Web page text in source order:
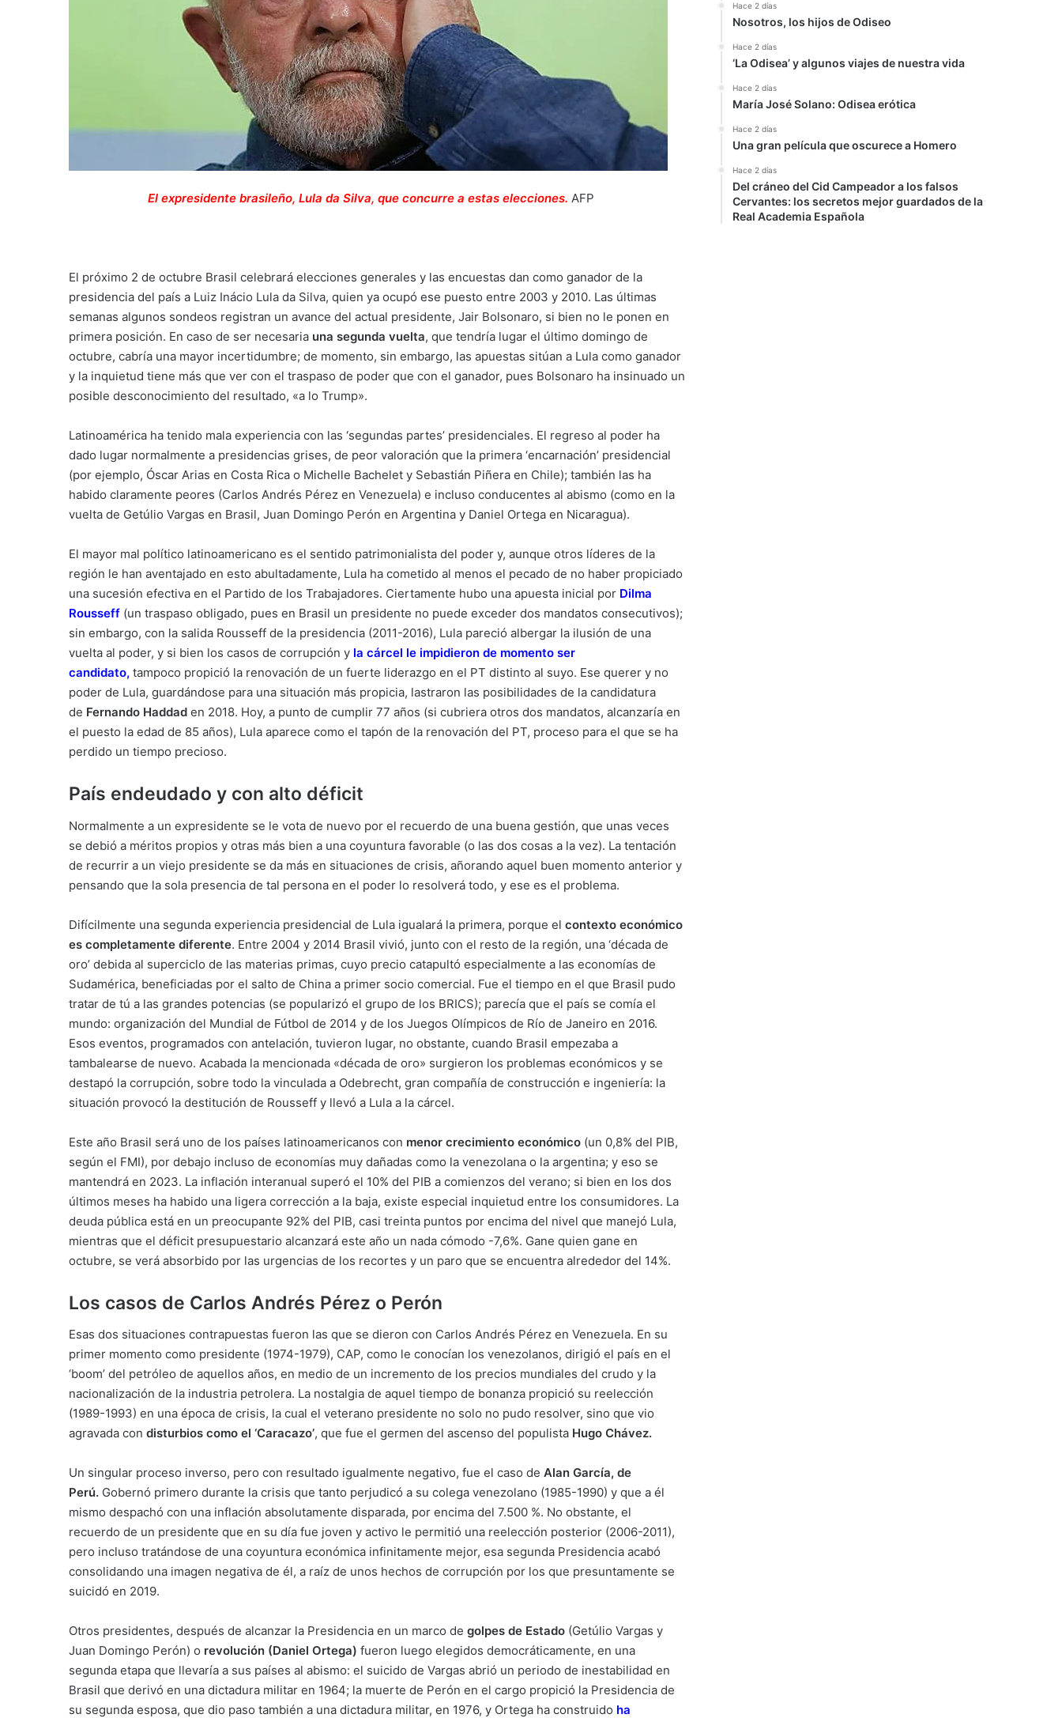
El expresidente brasileño, Lula da Silva, que concurre a estas elecciones. AFP
El próximo 2 de octubre Brasil celebrará elecciones generales y las encuestas dan como ganador de la
presidencia del país a Luiz Inácio Lula da Silva, quien ya ocupó ese puesto entre 2003 y 2010. Las últimas
semanas algunos sondeos registran un avance del actual presidente, Jair Bolsonaro, si bien no le ponen en
primera posición. En caso de ser necesaria una segunda vuelta, que tendría lugar el último domingo de
octubre, cabría una mayor incertidumbre; de momento, sin embargo, las apuestas sitúan a Lula como ganador
y la inquietud tiene más que ver con el traspaso de poder que con el ganador, pues Bolsonaro ha insinuado un
posible desconocimiento del resultado, «a lo Trump».
Latinoamérica ha tenido mala experiencia con las ‘segundas partes’ presidenciales. El regreso al poder ha
dado lugar normalmente a presidencias grises, de peor valoración que la primera ‘encarnación’ presidencial
(por ejemplo, Óscar Arias en Costa Rica o Michelle Bachelet y Sebastián Piñera en Chile); también las ha
habido claramente peores (Carlos Andrés Pérez en Venezuela) e incluso conducentes al abismo (como en la
vuelta de Getúlio Vargas en Brasil, Juan Domingo Perón en Argentina y Daniel Ortega en Nicaragua).
El mayor mal político latinoamericano es el sentido patrimonialista del poder y, aunque otros líderes de la
región le han aventajado en esto abultadamente, Lula ha cometido al menos el pecado de no haber propiciado
una sucesión efectiva en el Partido de los Trabajadores. Ciertamente hubo una apuesta inicial por Dilma
Rousseff (un traspaso obligado, pues en Brasil un presidente no puede exceder dos mandatos consecutivos);
sin embargo, con la salida Rousseff de la presidencia (2011-2016), Lula pareció albergar la ilusión de una
vuelta al poder, y si bien los casos de corrupción y la cárcel le impidieron de momento ser
candidato, tampoco propició la renovación de un fuerte liderazgo en el PT distinto al suyo. Ese querer y no
poder de Lula, guardándose para una situación más propicia, lastraron las posibilidades de la candidatura
de Fernando Haddad en 2018. Hoy, a punto de cumplir 77 años (si cubriera otros dos mandatos, alcanzaría en
el puesto la edad de 85 años), Lula aparece como el tapón de la renovación del PT, proceso para el que se ha
perdido un tiempo precioso.
País endeudado y con alto déficit
Normalmente a un expresidente se le vota de nuevo por el recuerdo de una buena gestión, que unas veces
se debió a méritos propios y otras más bien a una coyuntura favorable (o las dos cosas a la vez). La tentación
de recurrir a un viejo presidente se da más en situaciones de crisis, añorando aquel buen momento anterior y
pensando que la sola presencia de tal persona en el poder lo resolverá todo, y ese es el problema.
Difícilmente una segunda experiencia presidencial de Lula igualará la primera, porque el contexto económico
es completamente diferente. Entre 2004 y 2014 Brasil vivió, junto con el resto de la región, una ‘década de
oro’ debida al superciclo de las materias primas, cuyo precio catapultó especialmente a las economías de
Sudamérica, beneficiadas por el salto de China a primer socio comercial. Fue el tiempo en el que Brasil pudo
tratar de tú a las grandes potencias (se popularizó el grupo de los BRICS); parecía que el país se comía el
mundo: organización del Mundial de Fútbol de 2014 y de los Juegos Olímpicos de Río de Janeiro en 2016.
Esos eventos, programados con antelación, tuvieron lugar, no obstante, cuando Brasil empezaba a
tambalearse de nuevo. Acabada la mencionada «década de oro» surgieron los problemas económicos y se
destapó la corrupción, sobre todo la vinculada a Odebrecht, gran compañía de construcción e ingeniería: la
situación provocó la destitución de Rousseff y llevó a Lula a la cárcel.
Este año Brasil será uno de los países latinoamericanos con menor crecimiento económico (un 0,8% del PIB,
según el FMI), por debajo incluso de economías muy dañadas como la venezolana o la argentina; y eso se
mantendrá en 2023. La inflación interanual superó el 10% del PIB a comienzos del verano; si bien en los dos
últimos meses ha habido una ligera corrección a la baja, existe especial inquietud entre los consumidores. La
deuda pública está en un preocupante 92% del PIB, casi treinta puntos por encima del nivel que manejó Lula,
mientras que el déficit presupuestario alcanzará este año un nada cómodo -7,6%. Gane quien gane en
octubre, se verá absorbido por las urgencias de los recortes y un paro que se encuentra alrededor del 14%.
Los casos de Carlos Andrés Pérez o Perón
Esas dos situaciones contrapuestas fueron las que se dieron con Carlos Andrés Pérez en Venezuela. En su
primer momento como presidente (1974-1979), CAP, como le conocían los venezolanos, dirigió el país en el
‘boom’ del petróleo de aquellos años, en medio de un incremento de los precios mundiales del crudo y la
nacionalización de la industria petrolera. La nostalgia de aquel tiempo de bonanza propició su reelección
(1989-1993) en una época de crisis, la cual el veterano presidente no solo no pudo resolver, sino que vio
agravada con disturbios como el ‘Caracazo’, que fue el germen del ascenso del populista Hugo Chávez.
Un singular proceso inverso, pero con resultado igualmente negativo, fue el caso de Alan García, de
Perú. Gobernó primero durante la crisis que tanto perjudicó a su colega venezolano (1985-1990) y que a él
mismo despachó con una inflación absolutamente disparada, por encima del 7.500 %. No obstante, el
recuerdo de un presidente que en su día fue joven y activo le permitió una reelección posterior (2006-2011),
pero incluso tratándose de una coyuntura económica infinitamente mejor, esa segunda Presidencia acabó
consolidando una imagen negativa de él, a raíz de unos hechos de corrupción por los que presuntamente se
suicidó en 2019.
Otros presidentes, después de alcanzar la Presidencia en un marco de golpes de Estado (Getúlio Vargas y
Juan Domingo Perón) o revolución (Daniel Ortega) fueron luego elegidos democráticamente, en una
segunda etapa que llevaría a sus países al abismo: el suicido de Vargas abrió un periodo de inestabilidad en
Brasil que derivó en una dictadura militar en 1964; la muerte de Perón en el cargo propició la Presidencia de
su segunda esposa, que dio paso también a una dictadura militar, en 1976, y Ortega ha construido ha
Hace 2 días
Nosotros, los hijos de Odiseo
Hace 2 días
‘La Odisea’ y algunos viajes de nuestra vida
Hace 2 días
María José Solano: Odisea erótica
Hace 2 días
Una gran película que oscurece a Homero
Hace 2 días
Del cráneo del Cid Campeador a los falsos
Cervantes: los secretos mejor guardados de la
Real Academia Española